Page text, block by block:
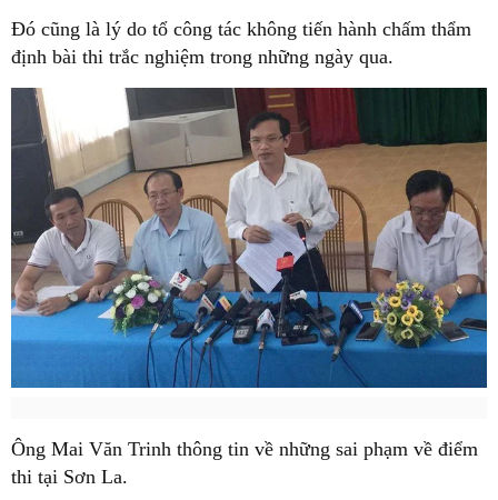
Đó cũng là lý do tổ công tác không tiến hành chấm thẩm
định bài thi trắc nghiệm trong những ngày qua.
Ông Mai Văn Trinh thông tin về những sai phạm về điểm
thi tại Sơn La.